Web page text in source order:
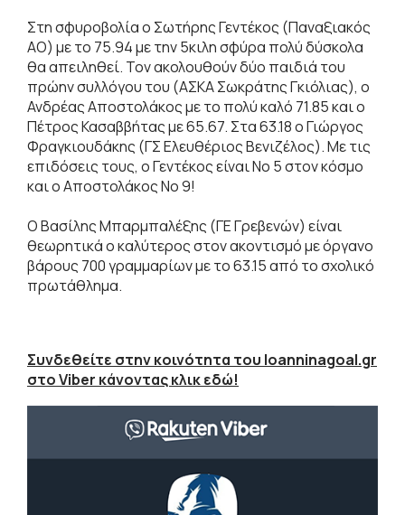
Στη σφυροβολία ο Σωτήρης Γεντέκος (Παναξιακός
ΑΟ) με το 75.94 με την 5κιλη σφύρα πολύ δύσκολα
θα απειληθεί. Τον ακολουθούν δύο παιδιά του
πρώην συλλόγου του (ΑΣΚΑ Σωκράτης Γκιόλιας), ο
Ανδρέας Αποστολάκος με το πολύ καλό 71.85 και ο
Πέτρος Κασαββήτας με 65.67. Στα 63.18 ο Γιώργος
Φραγκιουδάκης (ΓΣ Ελευθέριος Βενιζέλος). Με τις
επιδόσεις τους, ο Γεντέκος είναι Νο 5 στον κόσμο
και ο Αποστολάκος Νο 9!
Ο Βασίλης Μπαρμπαλέξης (ΓΕ Γρεβενών) είναι
θεωρητικά ο καλύτερος στον ακοντισμό με όργανο
βάρους 700 γραμμαρίων με το 63.15 από το σχολικό
πρωτάθλημα.
Συνδεθείτε στην κοινότητα του Ioanninagoal.gr
στο Viber κάνοντας κλικ εδώ!